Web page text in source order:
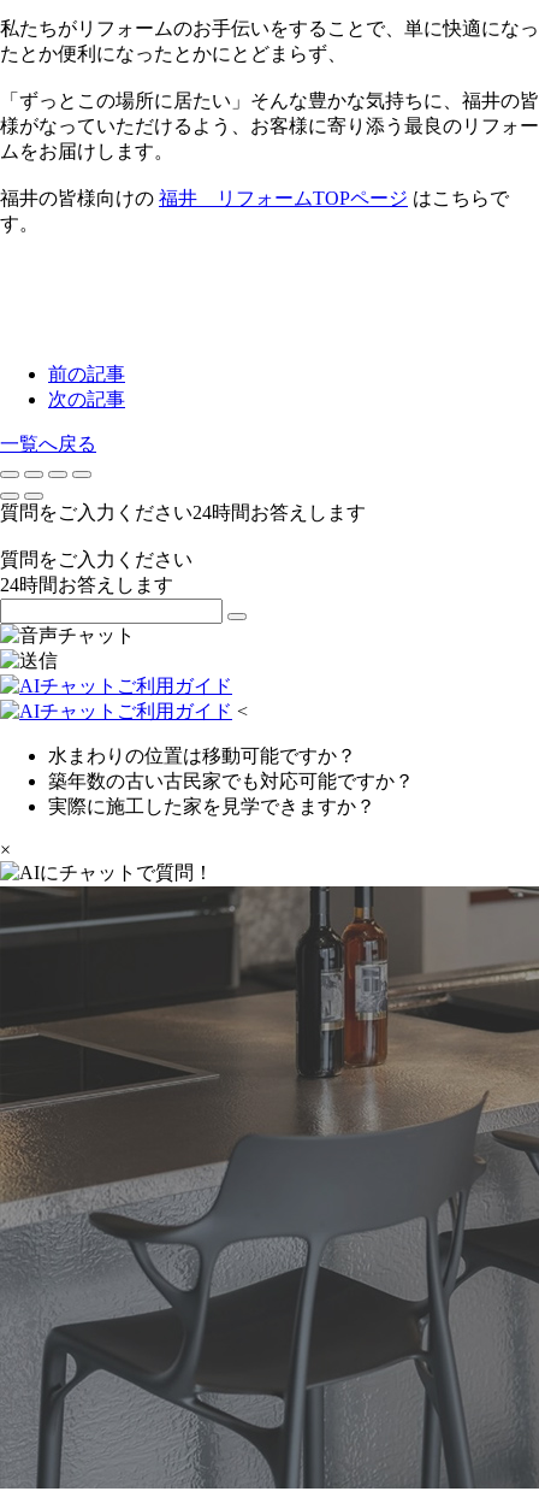
私たちがリフォームのお手伝いをすることで、単に快適になっ
たとか便利になったとかにとどまらず、
「ずっとこの場所に居たい」そんな豊かな気持ちに、福井の皆
様がなっていただけるよう、お客様に寄り添う最良のリフォー
ムをお届けします。
福井の皆様向けの 福井 リフォームTOPページ はこちらで
す。
前の記事
次の記事
一覧へ戻る
質問をご入力ください24時間お答えします
質問をご入力ください
24時間お答えします
<
水まわりの位置は移動可能ですか？
築年数の古い古民家でも対応可能ですか？
実際に施工した家を見学できますか？
×